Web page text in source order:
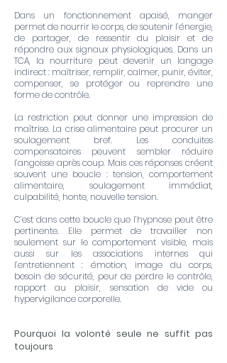
Dans un fonctionnement apaisé, manger
permet de nourrir le corps, de soutenir l’énergie,
de partager, de ressentir du plaisir et de
répondre aux signaux physiologiques. Dans un
TCA, la nourriture peut devenir un langage
indirect : maîtriser, remplir, calmer, punir, éviter,
compenser, se protéger ou reprendre une
forme de contrôle.
La restriction peut donner une impression de
maîtrise. La crise alimentaire peut procurer un
soulagement bref. Les conduites
compensatoires peuvent sembler réduire
l’angoisse après coup. Mais ces réponses créent
souvent une boucle : tension, comportement
alimentaire, soulagement immédiat,
culpabilité, honte, nouvelle tension.
C’est dans cette boucle que l’hypnose peut être
pertinente. Elle permet de travailler non
seulement sur le comportement visible, mais
aussi sur les associations internes qui
l’entretiennent : émotion, image du corps,
besoin de sécurité, peur de perdre le contrôle,
rapport au plaisir, sensation de vide ou
hypervigilance corporelle.
Pourquoi la volonté seule ne suffit pas
toujours